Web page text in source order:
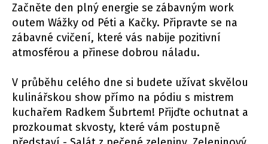
Začněte den plný energie se zábavným work
outem Wážky od Péti a Kačky. Připravte se na
zábavné cvičení, které vás nabije pozitivní
atmosférou a přinese dobrou náladu.
V průběhu celého dne si budete užívat skvělou
kulinářskou show přímo na pódiu s mistrem
kuchařem Radkem Šubrtem! Přijďte ochutnat a
prozkoumat skvosty, které vám postupně